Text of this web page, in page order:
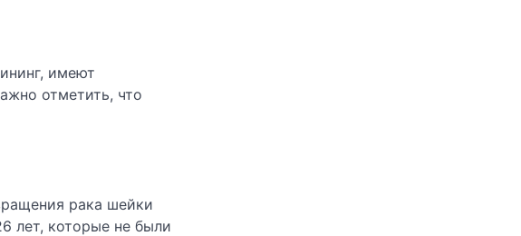
имеют
отметить, что
рака шейки
лет, которые не были